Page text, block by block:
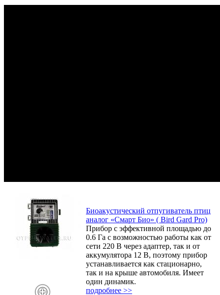
Биоакустический отпугиватель птиц
аналог «Смарт Био» ( Bird Gard Pro)
Прибор с эффективной площадью до
0.6 Га с возможностью работы как от
сети 220 В через адаптер, так и от
аккумулятора 12 В, поэтому прибор
устанавливается как стационарно,
так и на крыше автомобиля. Имеет
один динамик.
подробнее >>